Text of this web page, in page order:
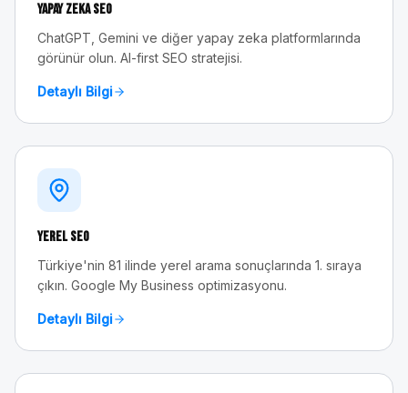
Yapay Zeka SEO
ChatGPT, Gemini ve diğer yapay zeka platformlarında
görünür olun. AI-first SEO stratejisi.
Detaylı Bilgi
Yerel SEO
Türkiye'nin 81 ilinde yerel arama sonuçlarında 1. sıraya
çıkın. Google My Business optimizasyonu.
Detaylı Bilgi